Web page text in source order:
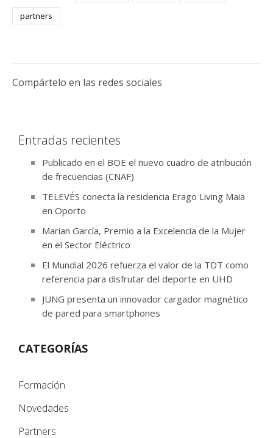
partners
Compártelo en las redes sociales
Entradas recientes
Publicado en el BOE el nuevo cuadro de atribución
de frecuencias (CNAF)
TELEVÉS conecta la residencia Erago Living Maia
en Oporto
Marian García, Premio a la Excelencia de la Mujer
en el Sector Eléctrico
El Mundial 2026 refuerza el valor de la TDT como
referencia para disfrutar del deporte en UHD
JUNG presenta un innovador cargador magnético
de pared para smartphones
CATEGORÍAS
Formación
Novedades
Partners